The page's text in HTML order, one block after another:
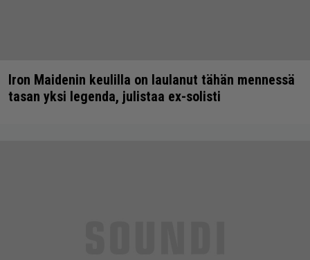
Iron Maidenin keulilla on laulanut tähän mennessä
tasan yksi legenda, julistaa ex-solisti